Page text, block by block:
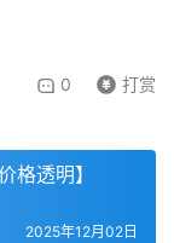
0 打赏
格透明】
2025年12月02日